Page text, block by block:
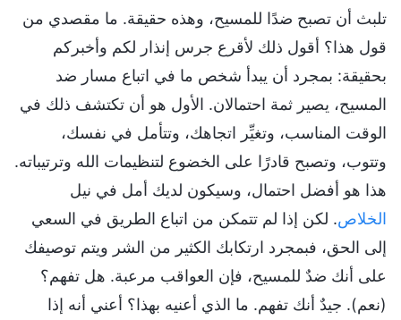
تلبث أن تصبح ضدًا للمسيح، وهذه حقيقة. ما مقصدي من
قول هذا؟ أقول ذلك لأقرع جرس إنذار لكم وأخبركم
بحقيقة: بمجرد أن يبدأ شخص ما في اتباع مسار ضد
المسيح، يصير ثمة احتمالان. الأول هو أن تكتشف ذلك في
الوقت المناسب، وتغيِّر اتجاهك، وتتأمل في نفسك،
وتتوب، وتصبح قادرًا على الخضوع لتنظيمات الله وترتيباته.
هذا هو أفضل احتمال، وسيكون لديك أمل في نيل
الخلاص. لكن إذا لم تتمكن من اتباع الطريق في السعي
إلى الحق، فبمجرد ارتكابك الكثير من الشر ويتم توصيفك
على أنك ضدٌ للمسيح، فإن العواقب مرعبة. هل تفهم؟
(نعم). جيدٌ أنك تفهم. ما الذي أعنيه بهذا؟ أعني أنه إذا